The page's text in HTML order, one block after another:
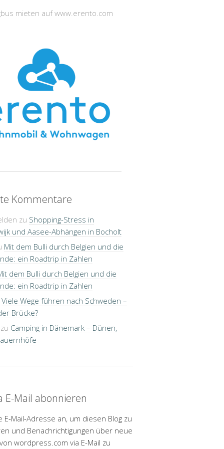
mieten auf www.erento.com
Kommentare
zu Shopping-Stress in
und Aasee-Abhängen in Bocholt
Mit dem Bulli durch Belgien und die
ein Roadtrip in Zahlen
dem Bulli durch Belgien und die
ein Roadtrip in Zahlen
Viele Wege führen nach Schweden –
Brücke?
Camping in Dänemark – Dünen,
E-Mail abonnieren
E-Mail-Adresse an, um diesen Blog zu
und Benachrichtigungen über neue
wordpress.com via E-Mail zu